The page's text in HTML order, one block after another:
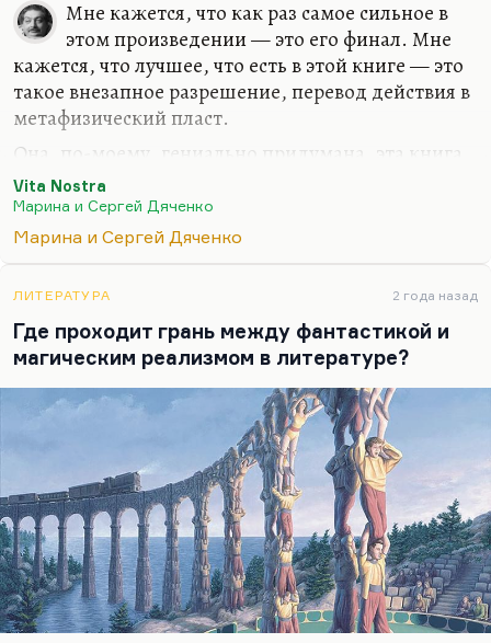
Мне кажется, что как раз самое сильное в
этом произведении — это его финал. Мне
кажется, что лучшее, что есть в этой книге — это
такое внезапное разрешение, перевод действия в
метафизический пласт.
Она, по-моему, гениально придумана, эта книга,
и выше этого, мне кажется, Дьяченко не
прыгнули. У них были книги того же уровня —
например, «Brevis est» и «Мигрант», но выше
прыгнуть. Это действительно какой-то предел
такого м-реализма, как это называет Назаренко
— магического реализма.
Vita Nostra
Марина и Сергей Дяченко
Марина и Сергей Дяченко
ЛИТЕРАТУРА 2 года назад
Где проходит грань между фантастикой и
магическим реализмом в литературе?